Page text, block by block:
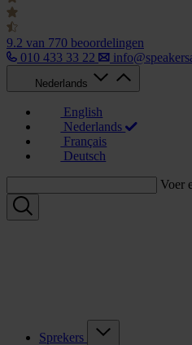
9.2 van 770 beoordelingen
010 433 33 22
Nederlands
English
Nederlands
Français
Deutsch
Voer
Sprekers